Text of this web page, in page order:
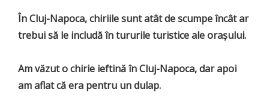
În Cluj-Napoca, chiriile sunt atât de scumpe încât ar
trebui să le includă în tururile turistice ale oraşului.
Am văzut o chirie ieftină în Cluj-Napoca, dar apoi
am aflat că era pentru un dulap.